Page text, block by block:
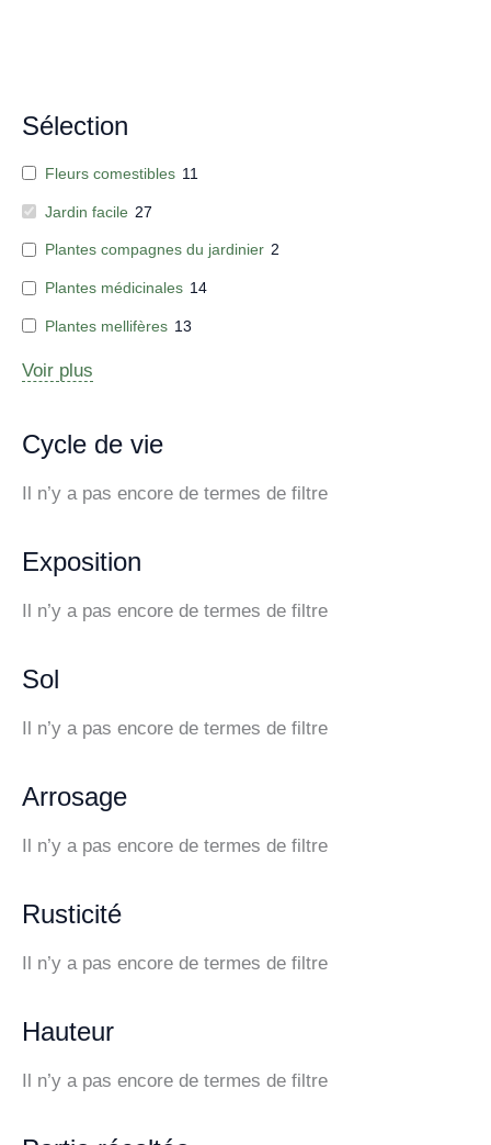
Sélection
Fleurs comestibles 11
Jardin facile 27
Plantes compagnes du jardinier 2
Plantes médicinales 14
Plantes mellifères 13
Voir plus
Cycle de vie
Il n’y a pas encore de termes de filtre
Exposition
Il n’y a pas encore de termes de filtre
Sol
Il n’y a pas encore de termes de filtre
Arrosage
Il n’y a pas encore de termes de filtre
Rusticité
Il n’y a pas encore de termes de filtre
Hauteur
Il n’y a pas encore de termes de filtre